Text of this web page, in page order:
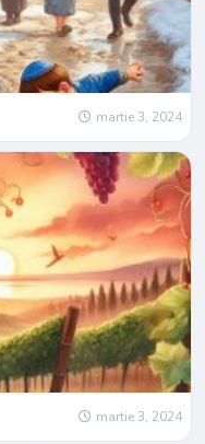
martie 3, 2024
martie 3, 2024